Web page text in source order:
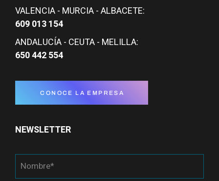
VALENCIA - MURCIA - ALBACETE:
609 013 154
ANDALUCÍA - CEUTA - MELILLA:
650 442 554
CONOCE LA EMPRESA
NEWSLETTER